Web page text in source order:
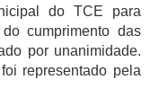
do TCE para
cumprimento das
por unanimidade.
representado pela